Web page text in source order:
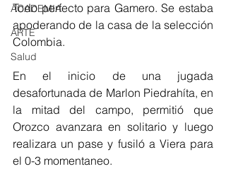
ACADEMIA
ARTE
Salud
Todo perfecto para Gamero. Se estaba
apoderando de la casa de la selección
Colombia.
En el inicio de una jugada
desafortunada de Marlon Piedrahíta, en
la mitad del campo, permitió que
Orozco avanzara en solitario y luego
realizara un pase y fusiló a Viera para
el 0-3 momentaneo.